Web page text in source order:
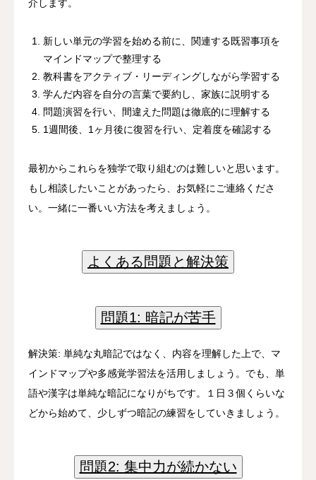
介します。
新しい単元の学習を始める前に、関連する既習事項を
マインドマップで整理する
教科書をアクティブ・リーディングしながら学習する
学んだ内容を自分の言葉で要約し、家族に説明する
問題演習を行い、間違えた問題は徹底的に理解する
1週間後、1ヶ月後に復習を行い、定着度を確認する
最初からこれらを独学で取り組むのは難しいと思います。
もし相談したいことがあったら、お気軽にご連絡くださ
い。一緒に一番いい方法を考えましょう。
よくある問題と解決策
問題1: 暗記が苦手
解決策: 単純な丸暗記ではなく、内容を理解した上で、マ
インドマップや多感覚学習法を活用しましょう。でも、単
語や漢字は単純な暗記になりがちです。１日３個くらいな
どから始めて、少しずつ暗記の練習をしていきましょう。
問題2: 集中力が続かない